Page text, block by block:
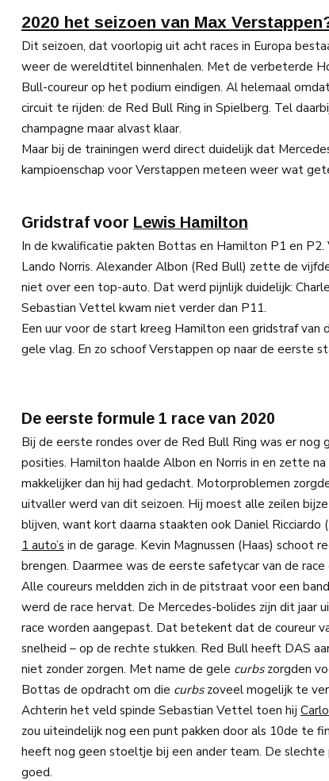
2020 het seizoen van Max
Dit seizoen, dat voorlopig uit acht races in Europa
weer de wereldtitel binnenhalen. Met de verbeterde
Bull-coureur op het podium eindigen. Al helemaal
circuit te rijden: de Red Bull Ring in Spielberg. Tel
champagne maar alvast klaar.
Maar bij de trainingen werd direct duidelijk dat
kampioenschap voor Verstappen meteen weer wat
Gridstraf voor Lewis Hamilton
In de kwalificatie pakten Bottas en Hamilton P1 en
Lando Norris. Alexander Albon (Red Bull) zette de
niet over een top-auto. Dat werd pijnlijk duidelijk:
Sebastian Vettel kwam niet verder dan P11.
Een uur voor de start kreeg Hamilton een gridstraf
gele vlag. En zo schoof Verstappen op naar de eerste
De eerste formule 1 race van 2020
Bij de eerste rondes over de Red Bull Ring was er
posities. Hamilton haalde Albon en Norris in en zette
makkelijker dan hij had gedacht. Motorproblemen
uitvaller werd van dit seizoen. Hij moest alle zeilen
blijven, want kort daarna staakten ook Daniel
1 auto’s in de garage. Kevin Magnussen (Haas)
brengen. Daarmee was de eerste safetycar van de
Alle coureurs meldden zich in de pitstraat voor een
werd de race hervat. De Mercedes-bolides zijn dit jaar
race worden aangepast. Dat betekent dat de coureur
snelheid – op de rechte stukken. Red Bull heeft DAS
niet zonder zorgen. Met name de gele curbszorgden
Bottas de opdracht om die curbszoveel mogelijk te
Achterin het veld spinde Sebastian Vettel toen hij
zou uiteindelijk nog een punt pakken door als 10de te
heeft nog geen stoeltje bij een ander team. De
goed.